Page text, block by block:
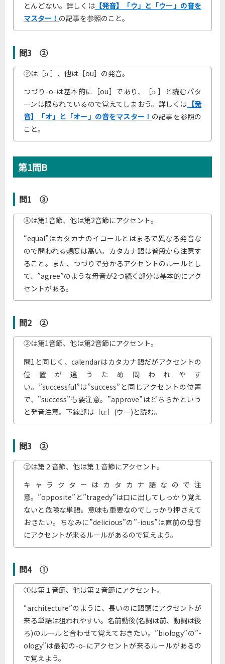
とんどない。詳しくは【発音】「ウ」と「ウー」の音を
マスター！ の記事を参照のこと。
問3 ②
②は［ɔː］、他は［ou］の発音。
つづり-o-は基本的に［ou］であり、［ɔː］と読むパタ
ーンは限られているので覚えてしまおう。詳しくは 【発
音】「オ」と「オー」の音をマスター！ の記事を参照の
こと。
第1問B
問1 ③
③は第1音節、他は第2音節にアクセント。
“equal”はカタカナのイコールとはまるで異なる発音な
ので問われる頻度は高い。カタカナ語は普段から注意す
ること。また、つづりで分かるアクセントのルールとし
て、”agree”のような母音が2つ続く部分は基本的にアク
セントがある。
問2 ②
②は第1音節、他は第2音節にアクセント。
問1と同じく、calendarはカタカナ語だがアクセントの
位置が違うため問われやす
い。”successful”は”success”と同じアクセントの位置
で、”success”も要注意。”approve”はどちらかという
と発音注意。下線部は［uː］(ウー)と読む。
問3 ②
②は第２音節、他は第１音節にアクセント。
キャラクターはカタカナ語なので注
意。”opposite”と”tragedy”は口に出してしっかり覚え
ないと危険な単語。意味も重要なのでしっかり押さえて
おきたい。ちなみに”delicious”の”-ious”は直前の母音
にアクセントが来るルールがあるので覚えよう。
問4 ①
①は第１音節、他は第２音節にアクセント。
“architecture”のように、長いのに語頭にアクセントが
来る単語は狙われやすい。名前動後(名詞は前、動詞は後
ろ)のルールと合わせて覚えておきたい。”biology”の”-
ology”は最初の-o-にアクセントが来るルールがあるの
で覚えよう。